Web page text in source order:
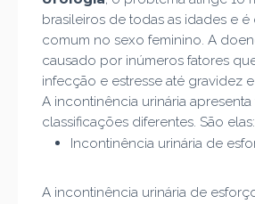
brasileiros de todas as idades e é
comum no sexo feminino. A
causado por inúmeros fatores
infecção e estresse até gravidez
A incontinência urinária apresenta
classificações diferentes. São elas:
Incontinência urinária de
A incontinência urinária de